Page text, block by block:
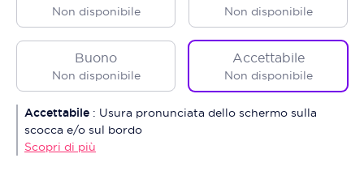
Non disponibile Non disponibile
Buono
Non disponibile
Accettabile
Non disponibile
Accettabile : Usura pronunciata dello schermo sulla
scocca e/o sul bordo
Scopri di più